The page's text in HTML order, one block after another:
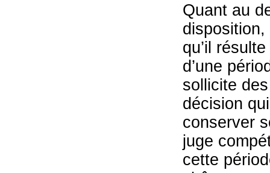
Quant au
qu’il
d’une
sollicite
décision
conserver
juge
cette